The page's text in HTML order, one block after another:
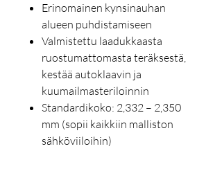
Erinomainen kynsinauhan
alueen puhdistamiseen
Valmistettu laadukkaasta
ruostumattomasta teräksestä,
kestää autoklaavin ja
kuumailmasteriloinnin
Standardikoko: 2,332 – 2,350
mm (sopii kaikkiin malliston
sähköviiloihin)